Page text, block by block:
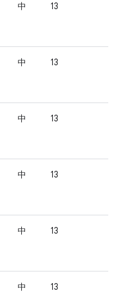
中 13
中 13
中 13
中 13
中 13
中 13